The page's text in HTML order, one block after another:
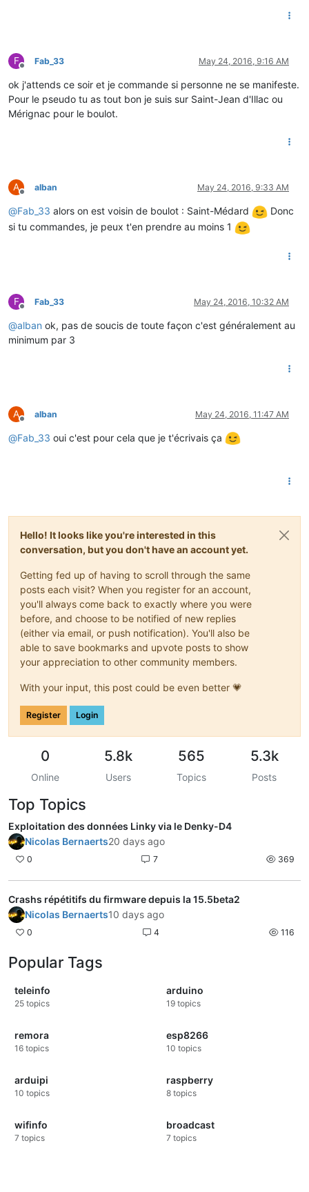
F
Offline
Fab_33 May 24, 2016, 9:16 AM
ok j'attends ce soir et je commande si personne ne se manifeste.
Pour le pseudo tu as tout bon je suis sur Saint-Jean d'Illac ou
Mérignac pour le boulot.
A
Offline
alban May 24, 2016, 9:33 AM
@Fab_33 alors on est voisin de boulot : Saint-Médard
Donc
si tu commandes, je peux t'en prendre au moins 1
F
Offline
Fab_33 May 24, 2016, 10:32 AM
@alban ok, pas de soucis de toute façon c'est généralement au
minimum par 3
A
Offline
alban May 24, 2016, 11:47 AM
@Fab_33 oui c'est pour cela que je t'écrivais ça
Hello! It looks like you're interested in this
conversation, but you don't have an account yet.
Getting fed up of having to scroll through the same
posts each visit? When you register for an account,
you'll always come back to exactly where you were
before, and choose to be notified of new replies
(either via email, or push notification). You'll also be
able to save bookmarks and upvote posts to show
your appreciation to other community members.
With your input, this post could be even better 💗
Register Login
0
Online
5.8k
Users
565
Topics
5.3k
Posts
Top Topics
Exploitation des données Linky via le Denky-D4
Nicolas Bernaerts20 days ago
0 7 369
Crashs répétitifs du firmware depuis la 15.5beta2
Nicolas Bernaerts10 days ago
0 4 116
Popular Tags
teleinfo
25 topics
arduino
19 topics
remora
16 topics
esp8266
10 topics
arduipi
10 topics
raspberry
8 topics
wifinfo
7 topics
broadcast
7 topics